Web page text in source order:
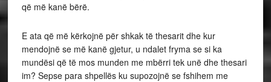
që më kanë bërë.
E ata që më kërkojnë për shkak të thesarit dhe kur
mendojnë se më kanë gjetur, u ndalet fryma se si ka
mundësi që të mos munden me mbërri tek unë dhe thesari
im? Sepse para shpellës ku supozojnë se fshihem me